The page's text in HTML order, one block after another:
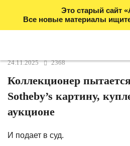
Это старый сайт
Все новые материалы
24.11.2025 2368
Коллекционер
Sotheby’s картину,
аукционе
И подает в суд.